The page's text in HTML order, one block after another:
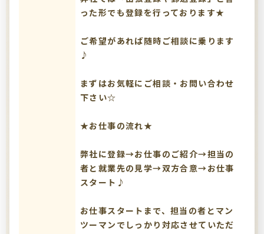
った形でも登録を行っております★
ご希望があれば随時ご相談に乗ります
♪
まずはお気軽にご相談・お問い合わせ
下さい☆
★お仕事の流れ★
弊社に登録→お仕事のご紹介→担当の
者と就業先の見学→双方合意→お仕事
スタート♪
お仕事スタートまで、担当の者とマン
ツーマンでしっかり対応させていただ